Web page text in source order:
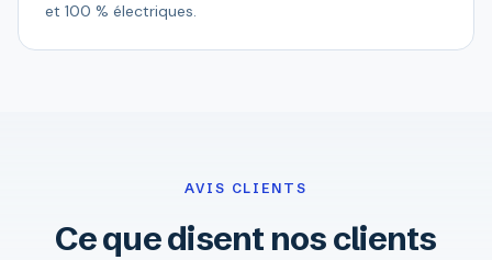
et 100 % électriques.
AVIS CLIENTS
Ce que disent nos clients